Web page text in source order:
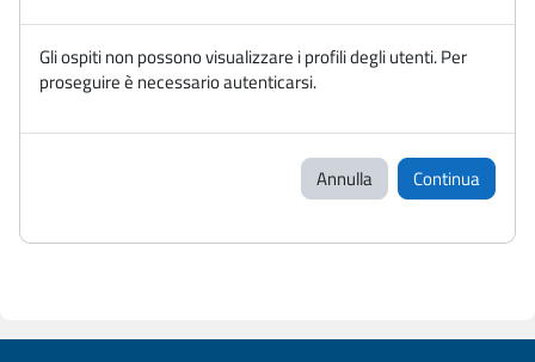
Gli ospiti non possono visualizzare i profili degli utenti. Per
proseguire è necessario autenticarsi.
Annulla Continua